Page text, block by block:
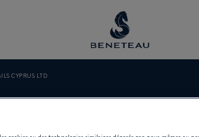
CYPRUS LTD
SAILS